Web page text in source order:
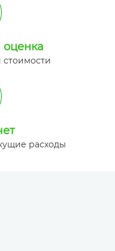
стоимости
расходы